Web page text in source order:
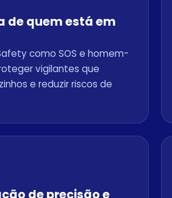
de quem está em
como SOS e homem-
vigilantes que
e reduzir riscos de
de precisão e